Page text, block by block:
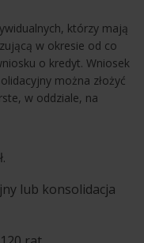
którzy mają
w okresie od co
o kredyt. Wniosek
można złożyć
w oddziale, na
lub konsolidacja